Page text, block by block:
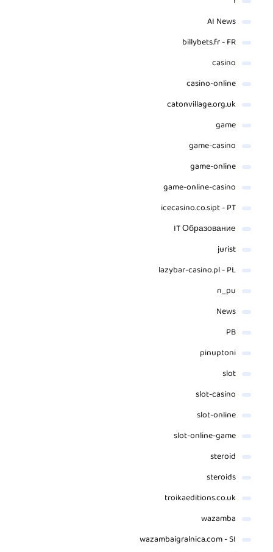
AI News
billybets.fr - FR
casino
casino-online
catonvillage.org.uk
game
game-casino
game-online
game-online-casino
icecasino.co.sipt - PT
IT Образование
jurist
lazybar-casino.pl - PL
n_pu
News
PB
pinuptoni
slot
slot-casino
slot-online
slot-online-game
steroid
steroids
troikaeditions.co.uk
wazamba
wazambaigralnica.com - SI